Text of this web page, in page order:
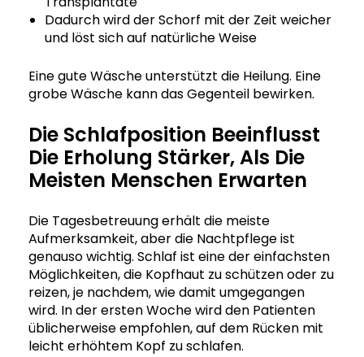
Dadurch wird der Schorf mit der Zeit weicher
und löst sich auf natürliche Weise
Eine gute Wäsche unterstützt die Heilung. Eine
grobe Wäsche kann das Gegenteil bewirken.
Die Schlafposition Beeinflusst
Die Erholung Stärker, Als Die
Meisten Menschen Erwarten
Die Tagesbetreuung erhält die meiste
Aufmerksamkeit, aber die Nachtpflege ist
genauso wichtig. Schlaf ist eine der einfachsten
Möglichkeiten, die Kopfhaut zu schützen oder zu
reizen, je nachdem, wie damit umgegangen
wird. In der ersten Woche wird den Patienten
üblicherweise empfohlen, auf dem Rücken mit
leicht erhöhtem Kopf zu schlafen.